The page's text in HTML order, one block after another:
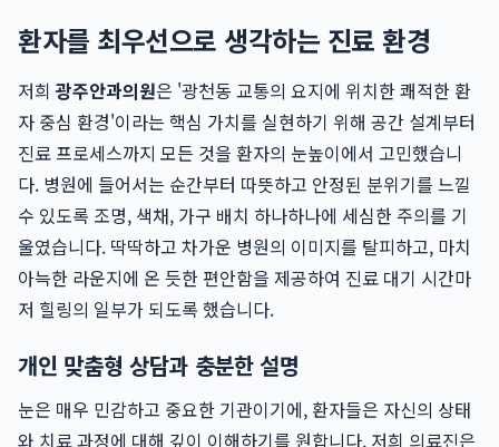
환자를 최우선으로 생각하는 진료 환경
저희광주안과의원은 '광천동 교통의 요지에 위치한 쾌적한 환
자 중심 환경'이라는 핵심 가치를 실현하기 위해 공간 설계부터
진료 프로세스까지 모든 것을 환자의 눈높이에서 고민했습니
다. 병원에 들어서는 순간부터 따뜻하고 안정된 분위기를 느낄
수 있도록 조명, 색채, 가구 배치 하나하나에 세심한 주의를 기
울였습니다. 딱딱하고 차가운 병원의 이미지를 탈피하고, 마치
아늑한 라운지에 온 듯한 편안함을 제공하여 진료 대기 시간마
저 힐링의 일부가 되도록 했습니다.
개인 맞춤형 상담과 충분한 설명
눈은 매우 민감하고 중요한 기관이기에, 환자들은 자신의 상태
와 치료 과정에 대해 깊이 이해하기를 원합니다. 저희 의료진은